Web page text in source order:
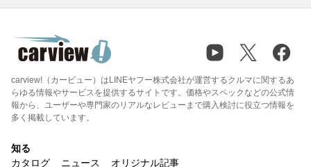
carview!（カービュー）はLINEヤフー株式会社が運営するクルマに関するあ
らゆる情報やサービスを提供するサイトです。価格やスペックなどの公式情
報から、ユーザーや専門家のリアルなレビューまで購入検討に役立つ情報を
多く掲載しています。
知る
カタログ
ニュース オリジナル記事